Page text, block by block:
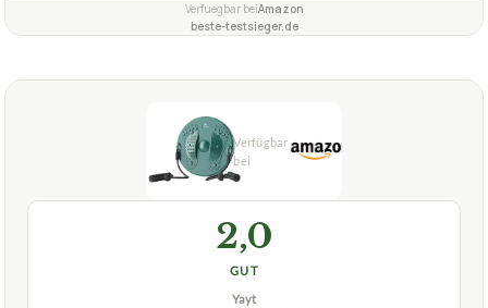
Verfuegbar beiAmazon
beste-testsieger.de
2,0
GUT
Yayt